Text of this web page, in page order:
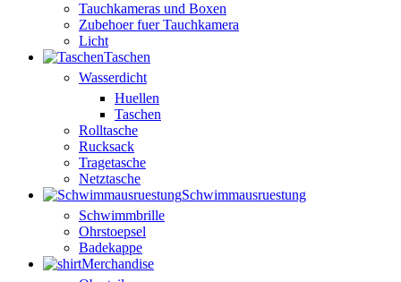
Tauchkameras und Boxen
Zubehoer fuer Tauchkamera
Licht
Taschen
Wasserdicht
Huellen
Taschen
Rolltasche
Rucksack
Tragetasche
Netztasche
Schwimmausruestung
Schwimmbrille
Ohrstoepsel
Badekappe
Merchandise